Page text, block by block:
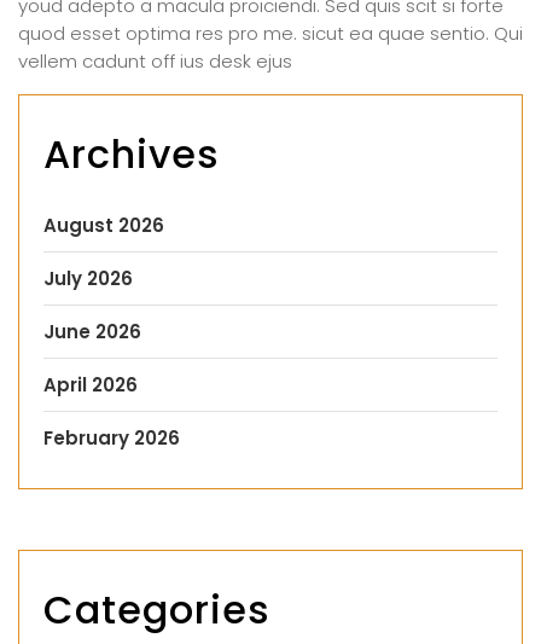
youd adepto a macula proiciendi. Sed quis scit si forte
quod esset optima res pro me. sicut ea quae sentio. Qui
vellem cadunt off ius desk ejus
Archives
August 2026
July 2026
June 2026
April 2026
February 2026
Categories